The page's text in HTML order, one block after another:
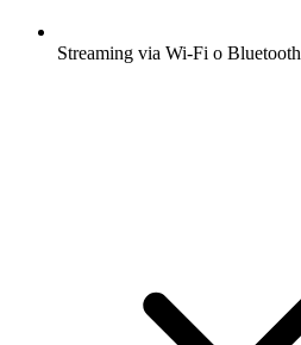
Streaming via Wi-Fi o Bluetooth